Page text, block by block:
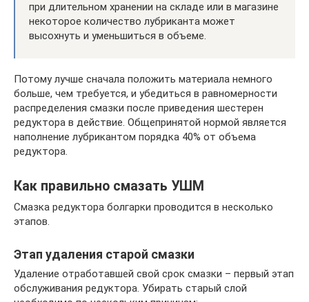
при длительном хранении на складе или в магазине
некоторое количество лубриканта может
высохнуть и уменьшиться в объеме.
Потому лучше сначала положить материала немного
больше, чем требуется, и убедиться в равномерности
распределения смазки после приведения шестерен
редуктора в действие. Общепринятой нормой является
наполнение лубрикантом порядка 40% от объема
редуктора.
Как правильно смазать УШМ
Смазка редуктора болгарки проводится в несколько
этапов.
Этап удаления старой смазки
Удаление отработавшей свой срок смазки – первый этап
обслуживания редуктора. Убирать старый слой